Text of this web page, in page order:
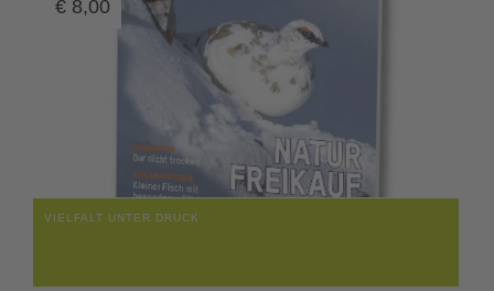
€ 8,00
VIELFALT UNTER DRUCK